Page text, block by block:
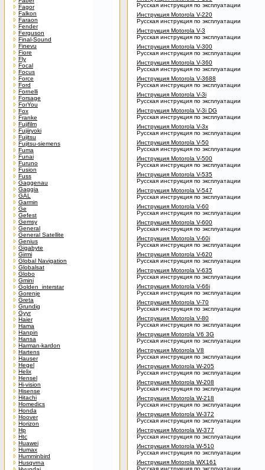
Fagor
Falkon
Faraon
Fender
Ferguson
Final-Sound
Finevu
Fiore
Fly
Focal
Focus
Force
Ford
Fornelli
Forsage
ForYou
Fox
Franke
Fujifilm
Fujiiryoki
Fujitsu
Fujitsu-siemens
Fuma
Funai
Furuno
Fusion
Fuss
Gaggenau
Gaggia
GAL
Garmin
Ge
Gefest
Gemsy
General
General Satellite
Genius
Gigabyte
Girmi
Global Navigation
Globalsat
Globo
Gmini
Golden_interstar
Gorenje
Greta
Grundig
Gyyr
Haier
Hama
Hanpin
Hansa
Harman-kardon
Hartens
Hauser
Hegel
Helix
Hensel
Hi-vision
Hisense
Hitachi
Homedics
Honda
Hoover
Horizon
Hp
Htc
Huawei
Humax
Humminbird
Husqvrna
Русская инструкция по эксплуатации
Инструкция Motorola V-220
Русская инструкция по эксплуатации
Инструкция Motorola V-3
Русская инструкция по эксплуатации
Инструкция Motorola V-300
Русская инструкция по эксплуатации
Инструкция Motorola V-360
Русская инструкция по эксплуатации
Инструкция Motorola V-3688
Русская инструкция по эксплуатации
Инструкция Motorola V-3i
Русская инструкция по эксплуатации
Инструкция Motorola V-3i DG
Русская инструкция по эксплуатации
Инструкция Motorola V-3x
Русская инструкция по эксплуатации
Инструкция Motorola V-50
Русская инструкция по эксплуатации
Инструкция Motorola V-500
Русская инструкция по эксплуатации
Инструкция Motorola V-535
Русская инструкция по эксплуатации
Инструкция Motorola V-547
Русская инструкция по эксплуатации
Инструкция Motorola V-60
Русская инструкция по эксплуатации
Инструкция Motorola V-600
Русская инструкция по эксплуатации
Инструкция Motorola V-60i
Русская инструкция по эксплуатации
Инструкция Motorola V-620
Русская инструкция по эксплуатации
Инструкция Motorola V-635
Русская инструкция по эксплуатации
Инструкция Motorola V-66i
Русская инструкция по эксплуатации
Инструкция Motorola V-70
Русская инструкция по эксплуатации
Инструкция Motorola V-80
Русская инструкция по эксплуатации
Инструкция Motorola V6 3G
Русская инструкция по эксплуатации
Инструкция Motorola V8
Русская инструкция по эксплуатации
Инструкция Motorola W-205
Русская инструкция по эксплуатации
Инструкция Motorola W-208
Русская инструкция по эксплуатации
Инструкция Motorola W-218
Русская инструкция по эксплуатации
Инструкция Motorola W-372
Русская инструкция по эксплуатации
Инструкция Motorola W-377
Русская инструкция по эксплуатации
Инструкция Motorola W-510
Русская инструкция по эксплуатации
Инструкция Motorola WX161
Русская инструкция по эксплуатации